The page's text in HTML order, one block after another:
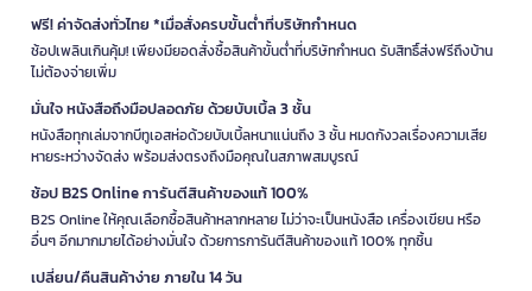
ฟรี! ค่าจัดส่งทั่วไทย *เมื่อสั่งครบขั้นต่ำที่บริษัทกำหนด
ช้อปเพลินเกินคุ้ม! เพียงมียอดสั่งซื้อสินค้าขั้นต่ำที่บริษัทกำหนด รับสิทธิ์ส่งฟรีถึงบ้าน
ไม่ต้องจ่ายเพิ่ม
มั่นใจ หนังสือถึงมือปลอดภัย ด้วยบับเบิ้ล 3 ชั้น
หนังสือทุกเล่มจากบีทูเอสห่อด้วยบับเบิ้ลหนาแน่นถึง 3 ชั้น หมดกังวลเรื่องความเสีย
หายระหว่างจัดส่ง พร้อมส่งตรงถึงมือคุณในสภาพสมบูรณ์
ช้อป B2S Online การันตีสินค้าของแท้ 100%
B2S Online ให้คุณเลือกซื้อสินค้าหลากหลาย ไม่ว่าจะเป็นหนังสือ เครื่องเขียน หรือ
อื่นๆ อีกมากมายได้อย่างมั่นใจ ด้วยการการันตีสินค้าของแท้ 100% ทุกชิ้น
เปลี่ยน/คืนสินค้าง่าย ภายใน 14 วัน